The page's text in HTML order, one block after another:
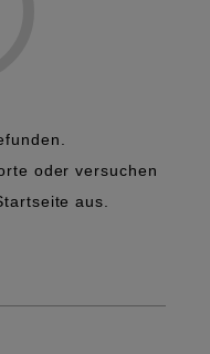
oder versuchen
aus.